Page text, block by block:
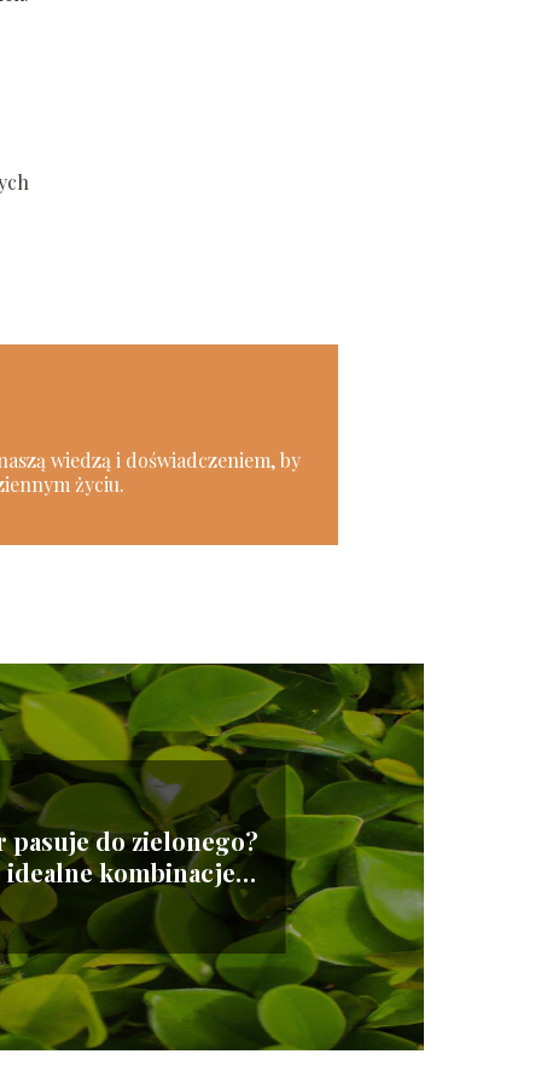
wiedzą i doświadczeniem, by
życiu.
pasuje do zielonego?
kombinacje